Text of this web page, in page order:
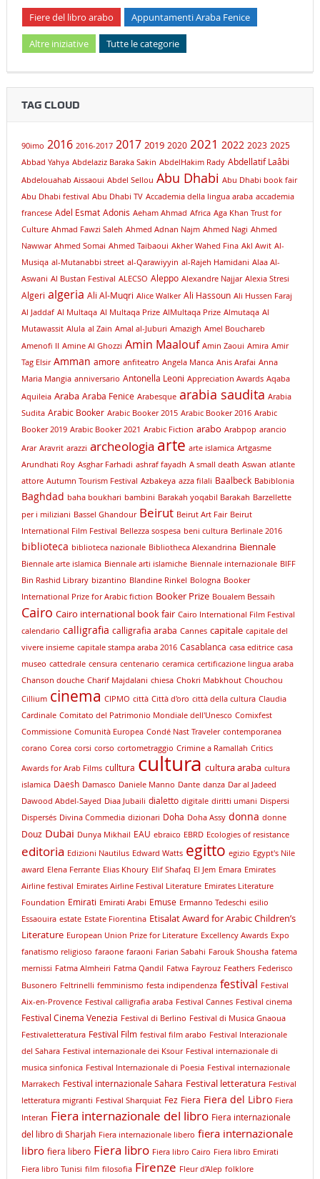
Fiere del libro arabo
Appuntamenti Araba Fenice
Altre iniziative Tutte le categorie
TAG CLOUD
90imo 2016 2016-2017 2017 2019 2020 2021 2022 2023 2025
Abbad Yahya Abdelaziz Baraka Sakin AbdelHakim Rady Abdellatif Laâbi
Abdelouahab Aissaoui Abdel Sellou Abu Dhabi Abu Dhabi book fair
Abu Dhabi festival Abu Dhabi TV Accademia della lingua araba accademia
francese Adel Esmat Adonis Aeham Ahmad Africa Aga Khan Trust for
Culture Ahmad Fawzi Saleh Ahmed Adnan Najm Ahmed Nagi Ahmed
Nawwar Ahmed Somai Ahmed Taibaoui Akher Wahed Fina Akl Awit Al-
Musiqa al-Mutanabbi street al-Qarawiyyin al-Rajeh Hamidani Alaa Al-
Aswani Al Bustan Festival ALECSO Aleppo Alexandre Najjar Alexia Stresi
Algeri algeria Ali Al-Muqri Alice Walker Ali Hassoun Ali Hussen Faraj
Al Jaddaf Al Multaqa Al Multaqa Prize AlMultaqa Prize Almutaqa Al
Mutawassit Alula al Zain Amal al-Juburi Amazigh Amel Bouchareb
Amenofi II Amine Al Ghozzi Amin Maalouf Amin Zaoui Amira Amir
Tag Elsir Amman amore anfiteatro Angela Manca Anis Arafai Anna
Maria Mangia anniversario Antonella Leoni Appreciation Awards Aqaba
Aquileia Araba Araba Fenice Arabesque arabia saudita Arabia
Sudita Arabic Booker Arabic Booker 2015 Arabic Booker 2016 Arabic
Booker 2019 Arabic Booker 2021 Arabic Fiction arabo Arabpop arancio
Arar Aravrit arazzi archeologia arte arte islamica Artgasme
Arundhati Roy Asghar Farhadi ashraf fayadh A small death Aswan atlante
attore Autumn Tourism Festival Azbakeya azza filali Baalbeck Babiblonia
Baghdad baha boukhari bambini Barakah yoqabil Barakah Barzellette
per i miliziani Bassel Ghandour Beirut Beirut Art Fair Beirut
International Film Festival Bellezza sospesa beni cultura Berlinale 2016
biblioteca biblioteca nazionale Bibliotheca Alexandrina Biennale
Biennale arte islamica Biennale arti islamiche Biennale internazionale BIFF
Bin Rashid Library bizantino Blandine Rinkel Bologna Booker
International Prize for Arabic fiction Booker Prize Boualem Bessaih
Cairo Cairo international book fair Cairo International Film Festival
calendario calligrafia calligrafia araba Cannes capitale capitale del
vivere insieme capitale stampa araba 2016 Casablanca casa editrice casa
museo cattedrale censura centenario ceramica certificazione lingua araba
Chanson douche Charif Majdalani chiesa Chokri Mabkhout Chouchou
Cillium cinema CIPMO città Città d'oro città della cultura Claudia
Cardinale Comitato del Patrimonio Mondiale dell'Unesco Comixfest
Commissione Comunità Europea Condé Nast Traveler contemporanea
corano Corea corsi corso cortometraggio Crimine a Ramallah Critics
Awards for Arab Films culltura cultura cultura araba cultura
islamica Daesh Damasco Daniele Manno Dante danza Dar al Jadeed
Dawood Abdel-Sayed Diaa Jubaili dialetto digitale diritti umani Dispersi
Dispersés Divina Commedia dizionari Doha Doha Assy donna donne
Douz Dubai Dunya Mikhail EAU ebraico EBRD Ecologies of resistance
editoria Edizioni Nautilus Edward Watts egitto egizio Egypt's Nile
award Elena Ferrante Elias Khoury Elif Shafaq El Jem Emara Emirates
Airline festival Emirates Airline Festival Literature Emirates Literature
Foundation Emirati Emirati Arabi Emuse Ermanno Tedeschi esilio
Essaouira estate Estate Fiorentina Etisalat Award for Arabic Children’s
Literature European Union Prize for Literature Excellency Awards Expo
fanatismo religioso faraone faraoni Farian Sabahi Farouk Shousha fatema
mernissi Fatma Almheiri Fatma Qandil Fatwa Fayrouz Feathers Federisco
Busonero Feltrinelli femminismo festa indipendenza festival Festival
Aix-en-Provence Festival calligrafia araba Festival Cannes Festival cinema
Festival Cinema Venezia Festival di Berlino Festival di Musica Gnaoua
Festivaletteratura Festival Film festival film arabo Festival Interazionale
del Sahara Festival internazionale dei Ksour Festival internazionale di
musica sinfonica Festival Internazionale di Poesia Festival internazionale
Marrakech Festival internazionale Sahara Festival letteratura Festival
letteratura migranti Festival Sharquiat Fez Fiera Fiera del Libro Fiera
Interan Fiera internazionale del libro Fiera internazionale
del libro di Sharjah Fiera internazionale libero fiera internazionale
libro fiera libero Fiera libro Fiera libro Cairo Fiera libro Emirati
Fiera libro Tunisi film filosofia Firenze Fleur d'Alep folklore